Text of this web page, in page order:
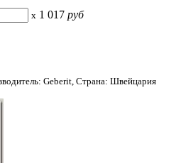
x 1 017 руб
Geberit, Страна: Швейцария